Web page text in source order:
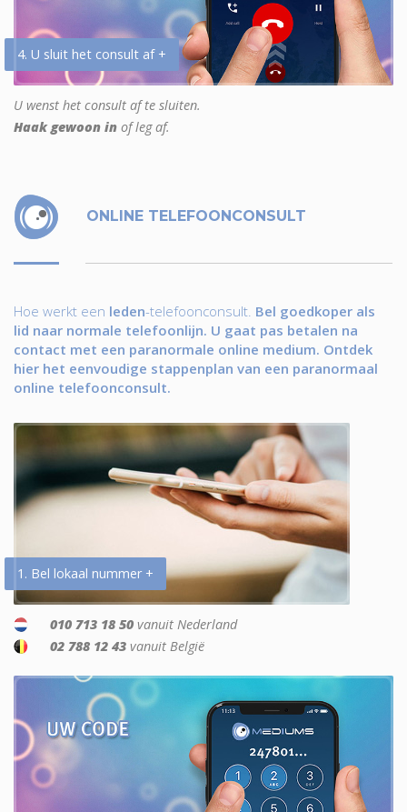
4. U sluit het consult af +
U wenst het consult af te sluiten.
Haak gewoon in of leg af.
ONLINE TELEFOONCONSULT
Hoe werkt een leden-telefoonconsult. Bel goedkoper als
lid naar normale telefoonlijn. U gaat pas betalen na
contact met een paranormale online medium. Ontdek
hier het eenvoudige stappenplan van een paranormaal
online telefoonconsult.
1. Bel lokaal nummer +
010 713 18 50 vanuit Nederland
02 788 12 43 vanuit België